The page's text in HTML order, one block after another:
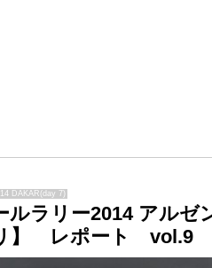
DAKAR(day 7)
ルラリー2014 アルゼ
】 レポート vol.9